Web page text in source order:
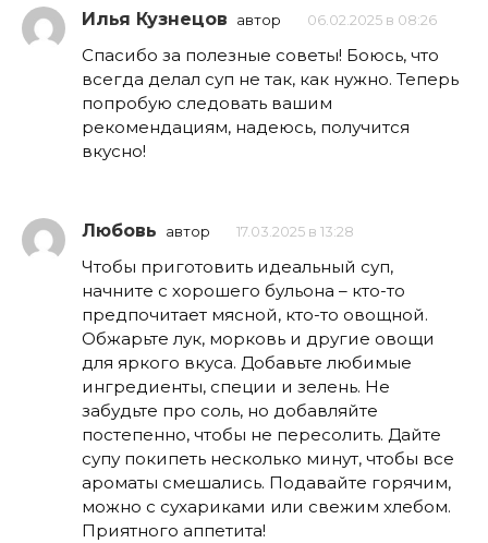
Илья Кузнецов автор 06.02.2025 в 08:26
Спасибо за полезные советы! Боюсь, что
всегда делал суп не так, как нужно. Теперь
попробую следовать вашим
рекомендациям, надеюсь, получится
вкусно!
Любовь автор 17.03.2025 в 13:28
Чтобы приготовить идеальный суп,
начните с хорошего бульона – кто-то
предпочитает мясной, кто-то овощной.
Обжарьте лук, морковь и другие овощи
для яркого вкуса. Добавьте любимые
ингредиенты, специи и зелень. Не
забудьте про соль, но добавляйте
постепенно, чтобы не пересолить. Дайте
супу покипеть несколько минут, чтобы все
ароматы смешались. Подавайте горячим,
можно с сухариками или свежим хлебом.
Приятного аппетита!